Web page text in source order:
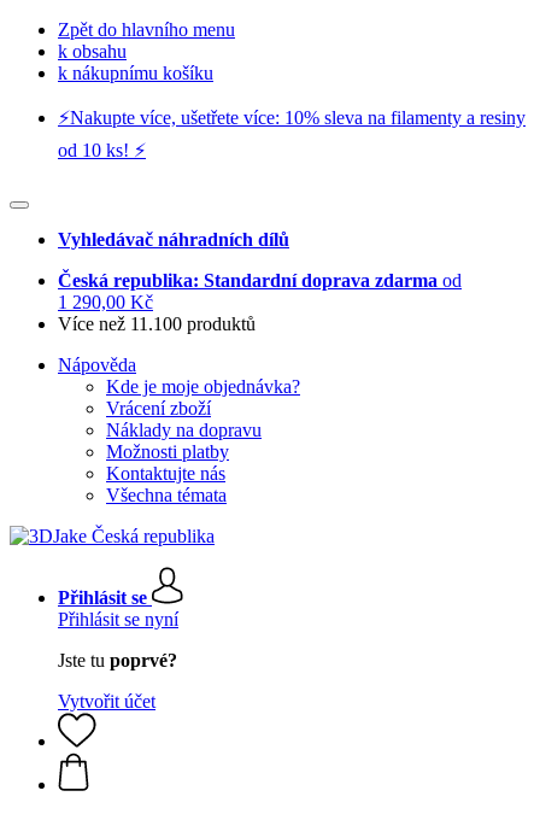
Zpět do hlavního menu
k obsahu
k nákupnímu košíku
⚡️Nakupte více, ušetřete více: 10% sleva na filamenty a resiny
od 10 ks! ⚡️
Vyhledávač náhradních dílů
Česká republika: Standardní doprava zdarma od
1 290,00 Kč
Více než 11.100 produktů
Nápověda
Kde je moje objednávka?
Vrácení zboží
Náklady na dopravu
Možnosti platby
Kontaktujte nás
Všechna témata
Přihlásit se
Přihlásit se nyní
Jste tu poprvé?
Vytvořit účet